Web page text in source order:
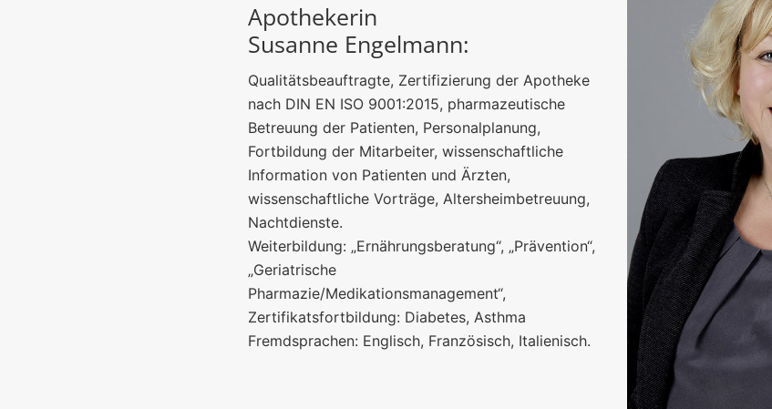
Apothekerin
Susanne Engelmann:
Qualitätsbeauftragte, Zertifizierung der Apotheke
nach DIN EN ISO 9001:2015, pharmazeutische
Betreuung der Patienten, Personalplanung,
Fortbildung der Mitarbeiter, wissenschaftliche
Information von Patienten und Ärzten,
wissenschaftliche Vorträge, Altersheimbetreuung,
Nachtdienste.
Weiterbildung: „Ernährungsberatung“, „Prävention“,
„Geriatrische
Pharmazie/Medikationsmanagement“,
Zertifikatsfortbildung: Diabetes, Asthma
Fremdsprachen: Englisch, Französisch, Italienisch.